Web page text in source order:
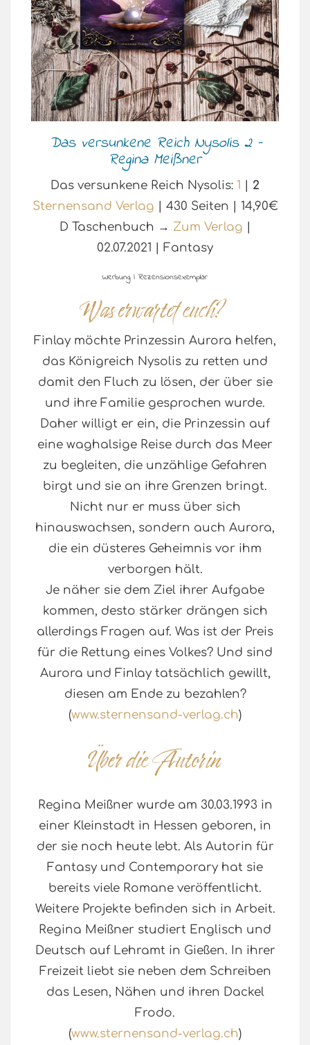
Das versunkene Reich Nysolis 2 –
Regina Meißner
Das versunkene Reich Nysolis: 1
2
Sternensand Verlag | 430 Seiten | 14,90€
D Taschenbuch → Zum Verlag
02.07.2021 | Fantasy
Werbung | Rezensionsexemplar
Finlay möchte Prinzessin Aurora helfen,
das Königreich Nysolis zu retten und
damit den Fluch zu lösen, der über sie
und ihre Familie gesprochen wurde.
Daher willigt er ein, die Prinzessin auf
eine waghalsige Reise durch das Meer
zu begleiten, die unzählige Gefahren
birgt und sie an ihre Grenzen bringt.
Nicht nur er muss über sich
hinauswachsen, sondern auch Aurora,
die ein düsteres Geheimnis vor ihm
verborgen hält.
Je näher sie dem Ziel ihrer Aufgabe
kommen, desto stärker drängen sich
allerdings Fragen auf. Was ist der Preis
für die Rettung eines Volkes? Und sind
Aurora und Finlay tatsächlich gewillt,
diesen am Ende zu bezahlen?
(www.sternensand-verlag.ch)
Regina Meißner wurde am 30.03.1993 in
einer Kleinstadt in Hessen geboren, in
der sie noch heute lebt. Als Autorin für
Fantasy und Contemporary hat sie
bereits viele Romane veröffentlicht.
Weitere Projekte befinden sich in Arbeit.
Regina Meißner studiert Englisch und
Deutsch auf Lehramt in Gießen. In ihrer
Freizeit liebt sie neben dem Schreiben
das Lesen, Nähen und ihren Dackel
Frodo.
(www.sternensand-verlag.ch)